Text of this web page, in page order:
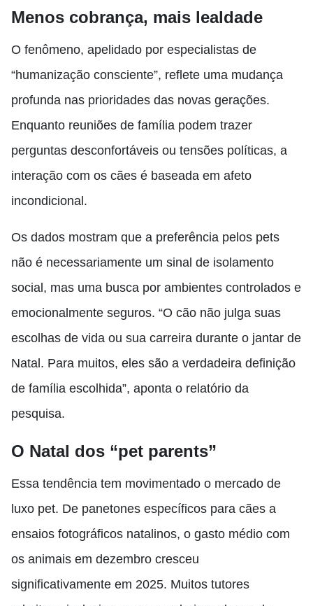
Menos cobrança, mais lealdade
O fenômeno, apelidado por especialistas de
“humanização consciente”, reflete uma mudança
profunda nas prioridades das novas gerações.
Enquanto reuniões de família podem trazer
perguntas desconfortáveis ou tensões políticas, a
interação com os cães é baseada em afeto
incondicional.
Os dados mostram que a preferência pelos pets
não é necessariamente um sinal de isolamento
social, mas uma busca por ambientes controlados e
emocionalmente seguros. “O cão não julga suas
escolhas de vida ou sua carreira durante o jantar de
Natal. Para muitos, eles são a verdadeira definição
de família escolhida”, aponta o relatório da
pesquisa.
O Natal dos “pet parents”
Essa tendência tem movimentado o mercado de
luxo pet. De panetones específicos para cães a
ensaios fotográficos natalinos, o gasto médio com
os animais em dezembro cresceu
significativamente em 2025. Muitos tutores